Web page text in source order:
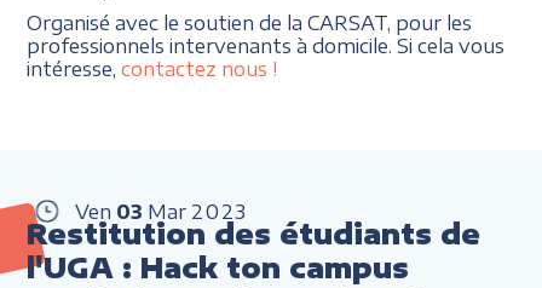
Organisé avec le soutien de la CARSAT, pour les
professionnels intervenants à domicile. Si cela vous
intéresse,contactez nous !
Ven 03 Mar 2023
Restitution des étudiants de
l'UGA : Hack ton campus